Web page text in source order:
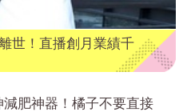
世！直播創月業績千
減肥神器！橘子不要直接